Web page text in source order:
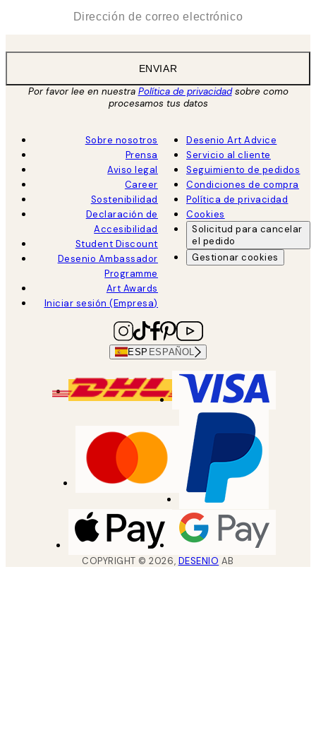
ENVIAR
Por favor lee en nuestra Política de privacidadsobre como
procesamos tus datos
Sobre nosotros
Prensa
Aviso legal
Career
Sostenibilidad
Declaración de
Accesibilidad
Student Discount
Desenio Ambassador
Programme
Art Awards
Iniciar sesión (Empresa)
Desenio Art Advice
Servicio al cliente
Seguimiento de pedidos
Condiciones de compra
Política de privacidad
Cookies
Solicitud para cancelar
el pedido
Gestionar cookies
ESP ESPAÑOL
COPYRIGHT ©2026, DESENIO AB